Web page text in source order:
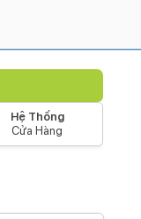
Hệ Thống
Cửa Hàng